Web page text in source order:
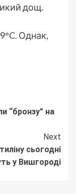
дощ.
Однак,
“бронзу” на
Next
сьогодні
у Вишгороді